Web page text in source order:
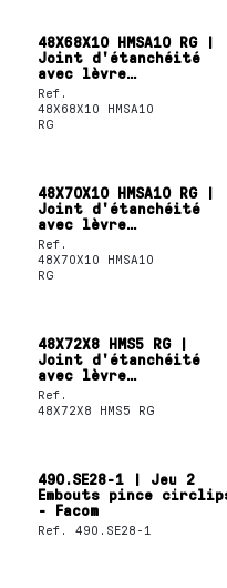
48X68X10 HMSA10 RG |
Joint d'étanchéité
avec lèvre
d'étanchéité unique
SKF
Ref.
48X68X10 HMSA10
RG
48X70X10 HMSA10 RG |
Joint d'étanchéité
avec lèvre
d'étanchéité unique
SKF
Ref.
48X70X10 HMSA10
RG
48X72X8 HMS5 RG |
Joint d'étanchéité
avec lèvre
d'étanchéité unique
SKF
Ref.
48X72X8 HMS5 RG
490.SE28-1 | Jeu 2
Embouts pince
- Facom
Ref.490.SE28-1